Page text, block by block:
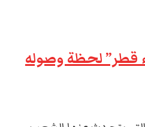
قطر” لحظة وصوله